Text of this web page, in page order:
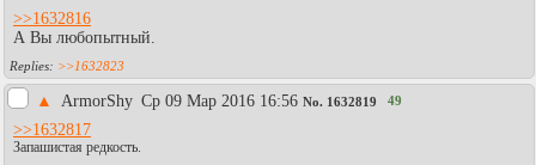
>>1632816
А Вы любопытный.
>>1632823
▲ АrmоrShy Ср 09 Мар 2016 16:56 No. 1632819 49
>>1632817
Запашистая редкость.